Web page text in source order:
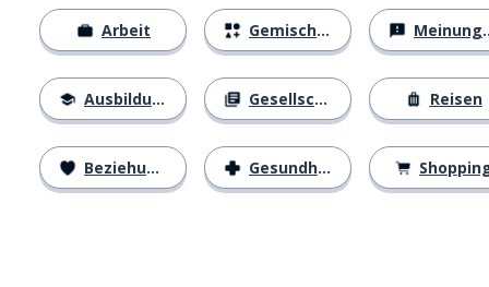
Arbeit
Ausbildung
Beziehungen
Gemischtes
Gesellschaft
Gesundheit
Meinungen
Reisen